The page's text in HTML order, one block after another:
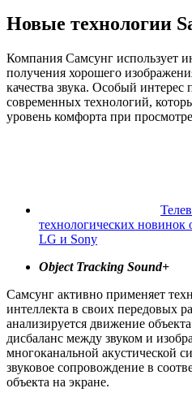
Новые технологии
Компания Самсунг использует
получения хорошего
качества звука. Особый интерес
современных технологий,
уровень комфорта при
технологических новинок
LG и Sony
Object Tracking Sound+
Самсунг активно применяет
интеллекта в своих передовых
анализируется движение
дисбаланс между звуком и
многоканальной акустической
звуковое сопровождение в
объекта на экране.